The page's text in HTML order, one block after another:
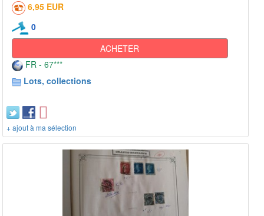
6,95 EUR
0
ACHETER
FR - 67***
Lots, collections
+ ajout à ma sélection